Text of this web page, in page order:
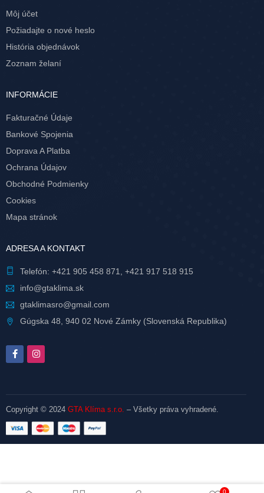
0
Môj účet
Požiadajte o nové heslo
História objednávok
Zoznam želaní
INFORMÁCIE
Fakturačné Údaje
Bankové Spojenia
Doprava A Platba
Ochrana Údajov
Obchodné Podmienky
Cookies
Mapa stránok
ADRESA A KONTAKT
Telefón: +421 905 458 871
+421 917 518 915
info@gtaklima.sk
gtaklimasro@gmail.com
Gúgska 48, 940 02 Nové Zámky (Slovenská Republika)
Copyright © 2024 GTA Klíma s.r.o. – Všetky práva vyhradené.